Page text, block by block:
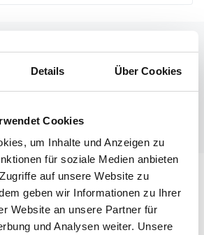
Details Über Cookies
Cookies
um Inhalte und Anzeigen zu
für soziale Medien anbieten
auf unsere Website zu
geben wir Informationen zu Ihrer
Website an unsere Partner für
und Analysen weiter. Unsere
zur Raumaufteilung.